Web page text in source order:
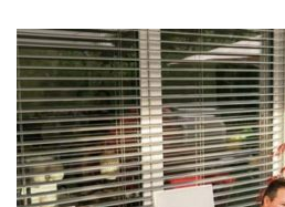
live
an
Ihrer
Terrasse“